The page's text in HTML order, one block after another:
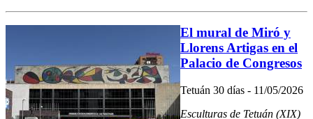
El mural de Miró y
Llorens Artigas en el
Palacio de Congresos
Tetuán 30 días - 11/05/2026
Esculturas de Tetuán (XIX)